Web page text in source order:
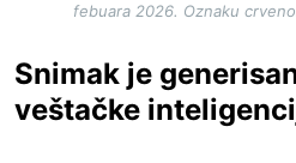
febuara 2026. Oznaku
Snimak je
veštačke